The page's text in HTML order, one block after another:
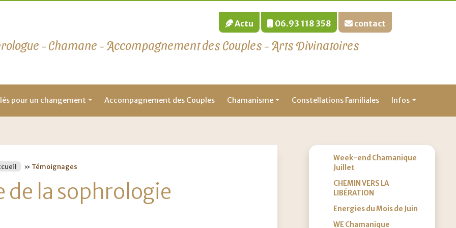
Actu 06.93 118 358 contact
- Chamane - Accompagnement des Couples - Arts Divinatoires
pour un changement Accompagnement des Couples Chamanisme Constellations Familiales Infos
» Témoignages
de la sophrologie
Week-end Chamanique
Juillet
CHEMIN VERS LA
LIBÉRATION
Energies du Mois de Juin
WE Chamanique